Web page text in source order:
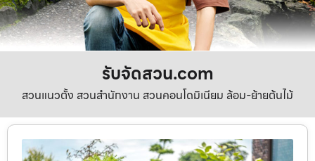
รับจัดสวน.com
สวนแนวตั้ง สวนสำนักงาน สวนคอนโดมิเนียม ล้อม-ย้ายต้นไม้